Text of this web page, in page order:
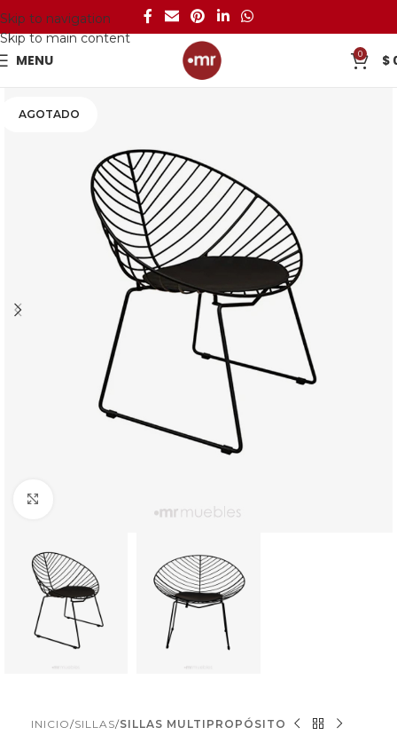
Skip to navigation
Skip to main content
MENU 0 $
AGOTADO
INICIO SILLAS SILLAS MULTIPROPÓSITO